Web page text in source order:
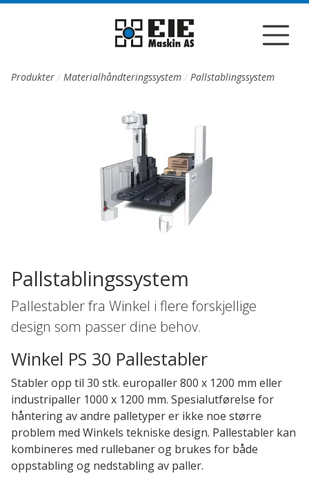
Till sidans huvudinnehåll
Produkter Materialhåndteringssystem Pallstablingssystem
Pallstablingssystem
Pallestabler fra Winkel i flere forskjellige
design som passer dine behov.
Winkel PS 30 Pallestabler
Stabler opp til 30 stk. europaller 800 x 1200 mm eller
industripaller 1000 x 1200 mm. Spesialutførelse for
håntering av andre palletyper er ikke noe større
problem med Winkels tekniske design. Pallestabler kan
kombineres med rullebaner og brukes for både
oppstabling og nedstabling av paller.